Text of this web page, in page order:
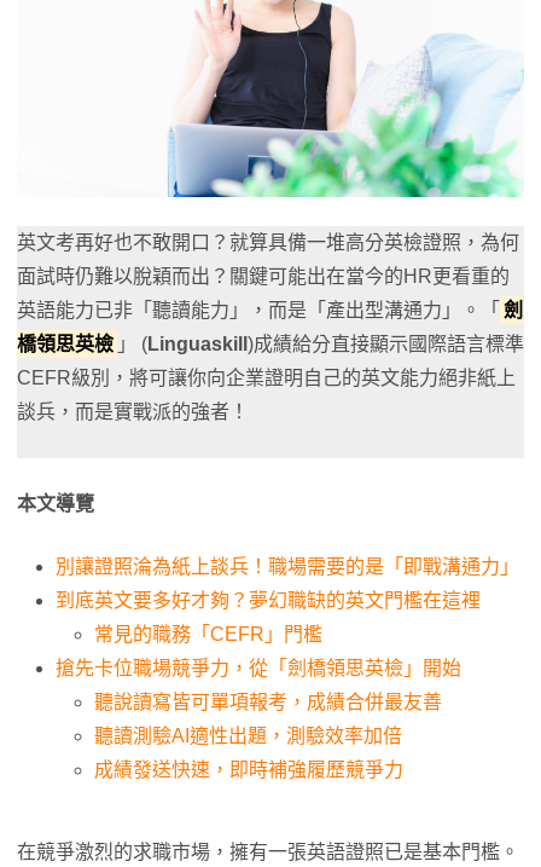
英文考再好也不敢開口？就算具備一堆高分英檢證照，為何
面試時仍難以脫穎而出？關鍵可能出在當今的HR更看重的
英語能力已非「聽讀能力」，而是「產出型溝通力」。「 劍
橋領思英檢 」 (Linguaskill )成績給分直接顯示國際語言標準
CEFR級別，將可讓你向企業證明自己的英文能力絕非紙上
談兵，而是實戰派的強者！
本文導覽
別讓證照淪為紙上談兵！職場需要的是「即戰溝通力」
到底英文要多好才夠？夢幻職缺的英文門檻在這裡
常見的職務「CEFR」門檻
搶先卡位職場競爭力，從「劍橋領思英檢」開始
聽說讀寫皆可單項報考，成績合併最友善
聽讀測驗AI適性出題，測驗效率加倍
成績發送快速，即時補強履歷競爭力
在競爭激烈的求職市場，擁有一張英語證照已是基本門檻。